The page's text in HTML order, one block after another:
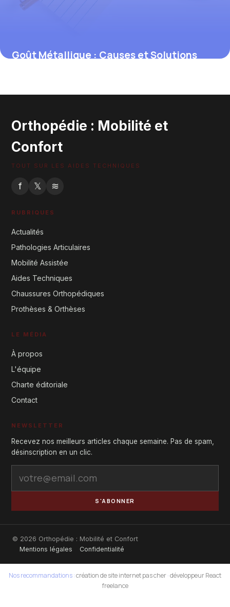
Goût Métallique : Causes et Solutions
Orthopédie : Mobilité et
Confort
TOUT SUR LES AIDES TECHNIQUES
f 𝕏 ≋
RUBRIQUES
Actualités
Pathologies Articulaires
Mobilité Assistée
Aides Techniques
Chaussures Orthopédiques
Prothèses & Orthèses
LE MÉDIA
À propos
L'équipe
Charte éditoriale
Contact
NEWSLETTER
Recevez nos meilleurs articles chaque semaine. Pas de spam,
désinscription en un clic.
S'ABONNER
© 2026 Orthopédie : Mobilité et Confort
Mentions légales
Confidentialité
Nos recommandations :création de site internet pas cher·développeur React
freelance